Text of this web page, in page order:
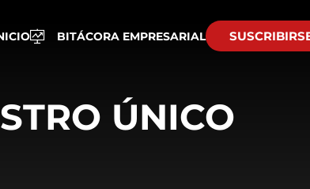
BITÁCORA EMPRESARIAL
ÚNICO